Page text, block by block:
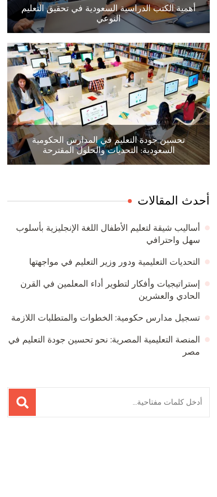
أهمية الكتب الدراسية السعودية في تحقيق التعليم
النوعي
تحسين جودة التعليم في المدارس الحكومية
السعودية: التحديات والحلول المقترحة
أحدث المقالات
أساليب شيقة لتعليم الأطفال اللغة الإنجليزية بأسلوب
سهل واحترافي
التحديات التعليمية ودور وزير التعليم في مواجهتها
إستراتيجيات وأفكار لتطوير أداء المعلمين في القرن
الحادي والعشرين
تسجيل مدارس حكومية: الخطوات والمتطلبات اللازمة
المنصة التعليمية المصرية: نحو تحسين جودة التعليم في
مصر
البحث
عن: